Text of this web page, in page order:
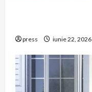
press iunie 22, 2026